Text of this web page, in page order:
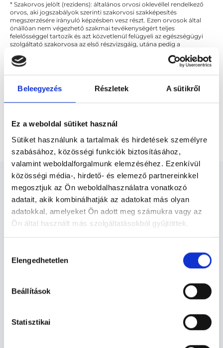
Beleegyezés Részletek A sütikről
Ez a weboldal sütiket használ
Sütiket használunk a tartalmak és hirdetések személyre
szabásához, közösségi funkciók biztosításához,
valamint weboldalforgalmunk elemzéséhez. Ezenkívül
közösségi média-, hirdető- és elemező partnereinkkel
megosztjuk az Ön weboldalhasználatra vonatkozó
adatait, akik kombinálhatják az adatokat más olyan
adatokkal, amelyeket Ön adott meg számukra vagy az
Ön által használt más szolgáltatásokból gyűjtöttek.
szabályzat:https://foglaljorvost.hu/info/foglaljorvost-
kiválasztása
Elengedhetetlen
Beállítások
Statisztikai
* Szakorvos jelölt (rezidens): általános orvosi oklevéllel rendelkező
orvos, aki jogszabályok szerinti szakorvosi szakképesítés
megszerzésére irányuló képzésben vesz részt. Ezen orvosok által
önállóan nem végezhető szakmai tevékenységért teljes
felelősséggel tartozik és azt közvetlenül felügyeli az egészségügyi
szolgáltató szakorvosa az első részvizsgáig, utána pedig a
felelősségét kizárja esetleges névazonosságért bármely szakorvos
és szakorvosjelölt esetén.
Főoldal Belgyógyász
Belgyógyászati kontroll vizsgálat (4-12 héttel az 1.
Belgyógyász - Belgyógyászat
Belgyógyászat TERÜLETHEZ KAPCSOLÓDÓ
Budapesti és vidéki belgyógyász orvosok